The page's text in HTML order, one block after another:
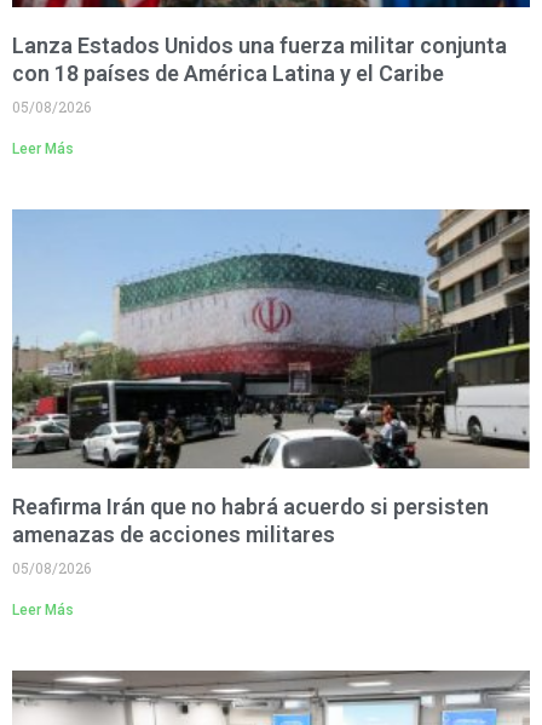
Lanza Estados Unidos una fuerza militar conjunta
con 18 países de América Latina y el Caribe
05/08/2026
Leer Más
Reafirma Irán que no habrá acuerdo si persisten
amenazas de acciones militares
05/08/2026
Leer Más